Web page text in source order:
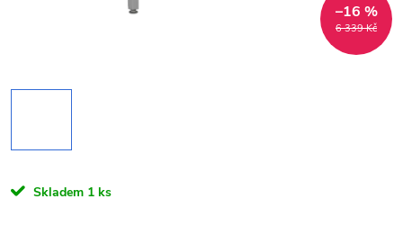
6 339 Kč
–16 %
Skladem 1 ks